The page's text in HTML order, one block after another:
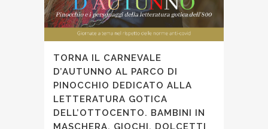
TORNA IL CARNEVALE
D’AUTUNNO AL PARCO DI
PINOCCHIO DEDICATO ALLA
LETTERATURA GOTICA
DELL’OTTOCENTO. BAMBINI IN
MASCHERA, GIOCHI, DOLCETTI